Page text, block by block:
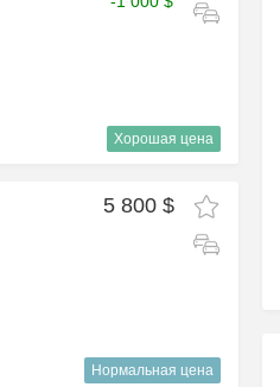
Хорошая цена
5 800 $
Нормальная цена